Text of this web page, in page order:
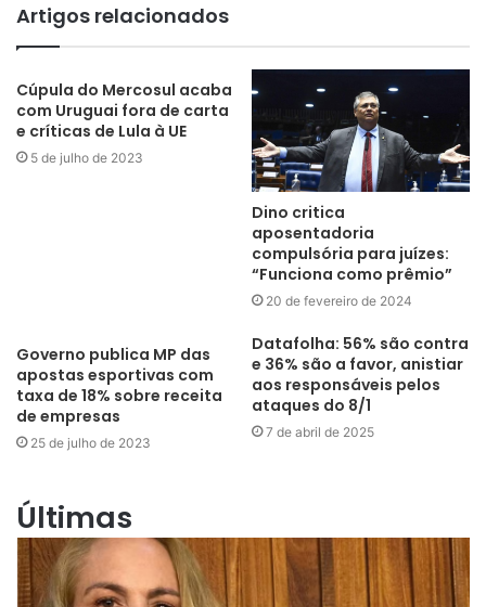
Artigos relacionados
Cúpula do Mercosul acaba
com Uruguai fora de carta
e críticas de Lula à UE
5 de julho de 2023
Dino critica
aposentadoria
compulsória para juízes:
“Funciona como prêmio”
20 de fevereiro de 2024
Governo publica MP das
apostas esportivas com
taxa de 18% sobre receita
de empresas
25 de julho de 2023
Datafolha: 56% são contra
e 36% são a favor, anistiar
aos responsáveis pelos
ataques do 8/1
7 de abril de 2025
Últimas